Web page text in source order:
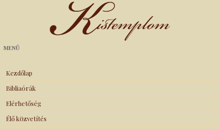
Kistemplom
MENÜ
Kezdőlap
Bibliaórák
Elérhetőség
Élő közvetítés